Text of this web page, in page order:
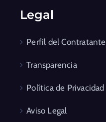
Legal
Perfil del Contratante
Transparencia
Política de Privacidad
Aviso Legal